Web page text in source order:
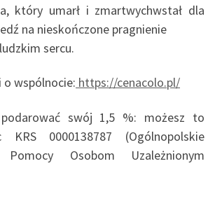
który umarł i zmartwychwstał dla
na nieskończone pragnienie
sercu.
wspólnocie: https://cenacolo.pl/
swój 1,5 %: możesz to
KRS 0000138787 (Ogólnopolskie
Pomocy Osobom Uzależnionym